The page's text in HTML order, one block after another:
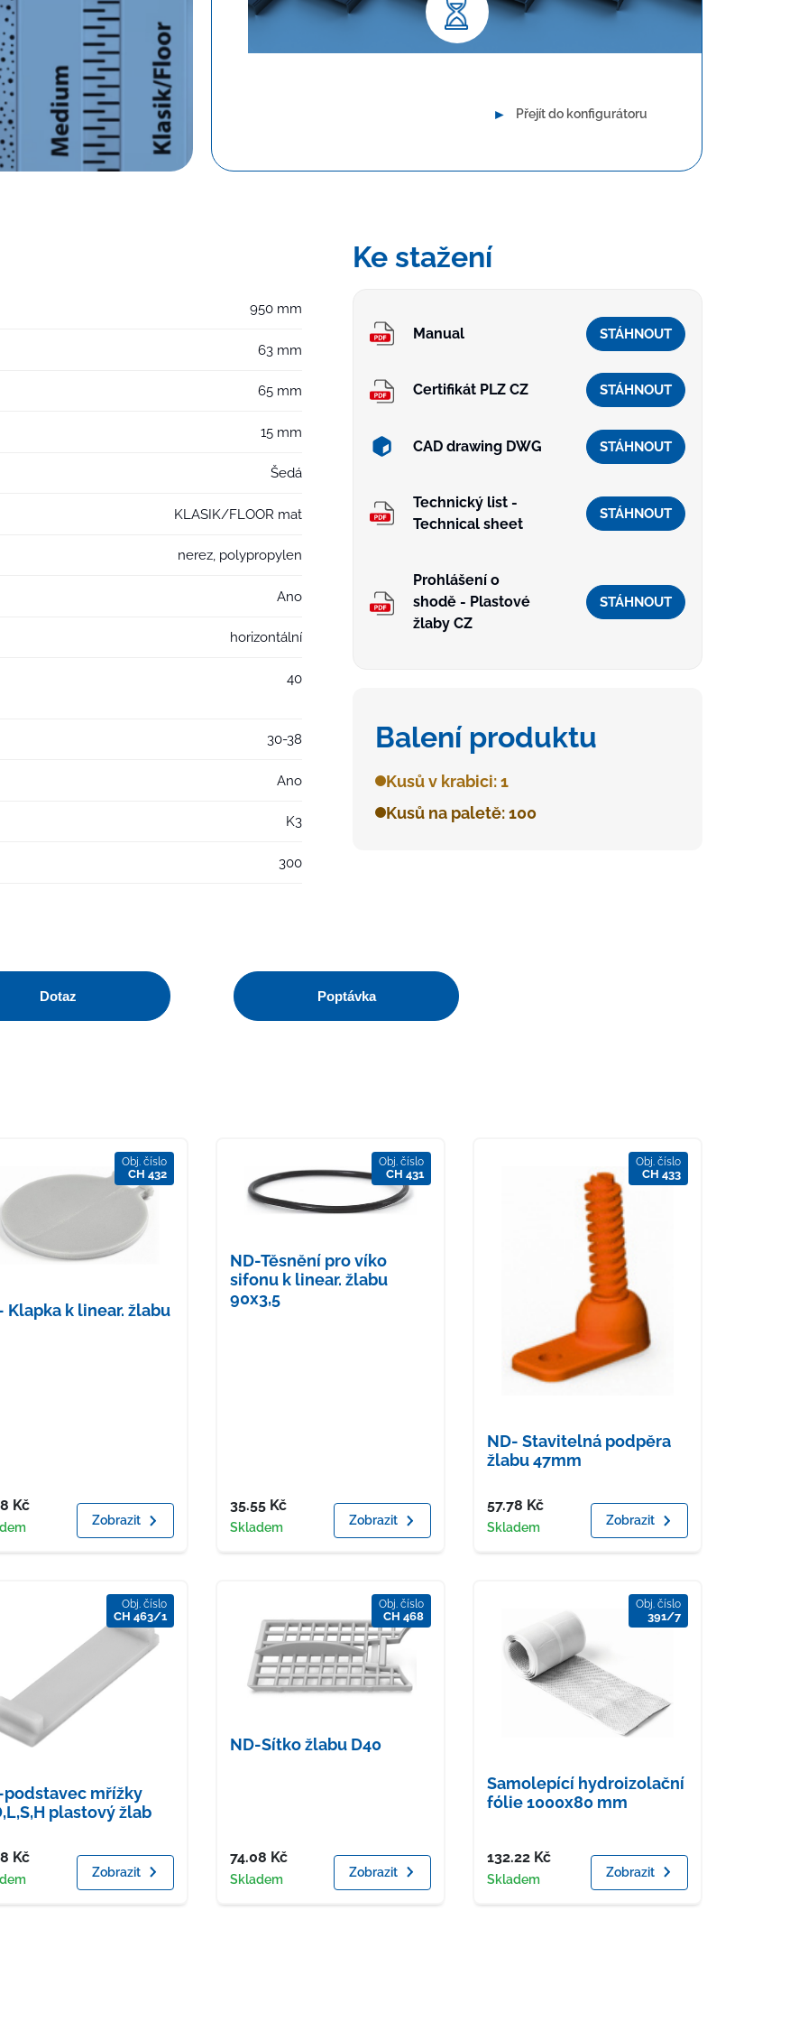
► Přejít do konfigurátoru
950 mm
63 mm
65 mm
15 mm
Šedá
KLASIK/FLOOR mat
nerez, polypropylen
Ano
horizontální
40
30-38
Ano
K3
300
Ke stažení
Manual STÁHNOUT
Certifikát PLZ CZ STÁHNOUT
CAD drawing DWG STÁHNOUT
Technický list -
Technical sheet
STÁHNOUT
Prohlášení o
shodě - Plastové
žlaby CZ
STÁHNOUT
Balení produktu
Kusů v krabici: 1
Kusů na paletě: 100
Dotaz Poptávka
Obj. číslo
CH 432
Klapka k linear. žlabu
Kč
Zobrazit
Obj. číslo
CH 431
ND-Těsnění pro víko
sifonu k linear. žlabu
90x3,5
Cena
35.55 Kč
Dostupnost
Skladem Zobrazit
Obj. číslo
CH 433
ND- Stavitelná podpěra
žlabu 47mm
Cena
57.78 Kč
Dostupnost
Skladem Zobrazit
Obj. číslo
CH 463/1
podstavec mřížky
plastový žlab
Kč
Zobrazit
Obj. číslo
CH 468
ND-Sítko žlabu D40
Cena
74.08 Kč
Dostupnost
Skladem Zobrazit
Obj. číslo
391/7
Samolepící hydroizolační
fólie 1000x80 mm
Cena
132.22 Kč
Dostupnost
Skladem Zobrazit